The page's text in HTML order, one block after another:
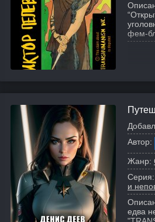
фем-
Автор:
Жанр:
Серия:
и
едва